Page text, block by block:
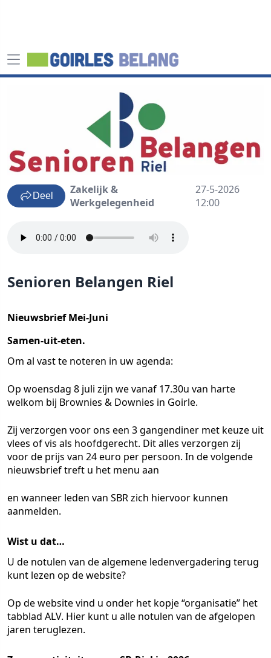
Deel
Zakelijk &
Werkgelegenheid
27-5-2026
12:00
Senioren Belangen Riel
Nieuwsbrief Mei-Juni
Samen-uit-eten.
Om al vast te noteren in uw agenda:
Op woensdag 8 juli zijn we vanaf 17.30u van harte
welkom bij Brownies & Downies in Goirle.
Zij verzorgen voor ons een 3 gangendiner met keuze uit
vlees of vis als hoofdgerecht. Dit alles verzorgen zij
voor de prijs van 24 euro per persoon. In de volgende
nieuwsbrief treft u het menu aan
en wanneer leden van SBR zich hiervoor kunnen
aanmelden.
Wist u dat…
U de notulen van de algemene ledenvergadering terug
kunt lezen op de website?
Op de website vind u onder het kopje “organisatie” het
tabblad ALV. Hier kunt u alle notulen van de afgelopen
jaren teruglezen.